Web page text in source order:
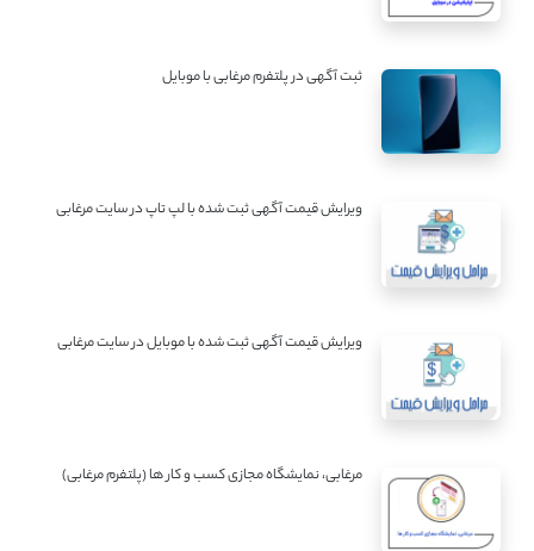
ثبت آگهی در پلتفرم مرغابی با موبایل
ویرایش قیمت آگهی ثبت شده با لپ تاپ در سایت مرغابی
ویرایش قیمت آگهی ثبت شده با موبایل در سایت مرغابی
مرغابی، نمایشگاه مجازی کسب و کار ها (پلتفرم مرغابی)